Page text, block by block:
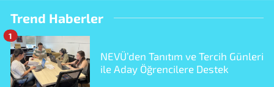
Trend Haberler
NEVÜ’den Tanıtım ve Tercih Günleri
ile Aday Öğrencilere Destek
1